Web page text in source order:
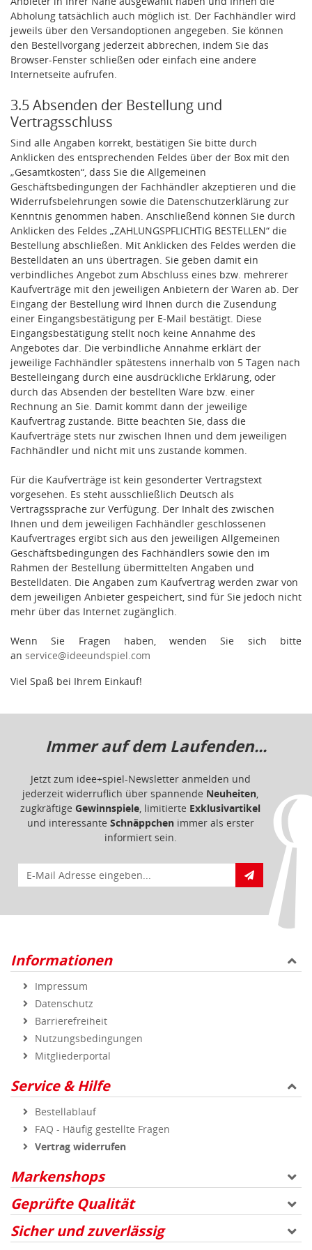
dass die Datenschutzvorgaben der EU auch bei der
Verarbeitung von Daten in den USA eingehalten werden.
Sie können die Cookie-Einwilligung jederzeit links unten
idee+spiel Betriebs-GmbH
Datenschutzbestimmungen
Abholung tatsächlich auch möglich ist. Der Fachhändler wird
jeweils über den Versandoptionen angegeben. Sie können
den Bestellvorgang jederzeit abbrechen, indem Sie das
Browser-Fenster schließen oder einfach eine andere
Internetseite aufrufen.
3.5 Absenden der Bestellung und
Vertragsschluss
Sind alle Angaben korrekt, bestätigen Sie bitte durch
Anklicken des entsprechenden Feldes über der Box mit den
„Gesamtkosten“, dass Sie die Allgemeinen
Geschäftsbedingungen der Fachhändler akzeptieren und die
Widerrufsbelehrungen sowie die Datenschutzerklärung zur
Kenntnis genommen haben. Anschließend können Sie durch
Anklicken des Feldes „ZAHLUNGSPFLICHTIG BESTELLEN“ die
Bestellung abschließen. Mit Anklicken des Feldes werden die
Bestelldaten an uns übertragen. Sie geben damit ein
verbindliches Angebot zum Abschluss eines bzw. mehrerer
Kaufverträge mit den jeweiligen Anbietern der Waren ab. Der
Eingang der Bestellung wird Ihnen durch die Zusendung
einer Eingangsbestätigung per E-Mail bestätigt. Diese
Eingangsbestätigung stellt noch keine Annahme des
Angebotes dar. Die verbindliche Annahme erklärt der
jeweilige Fachhändler spätestens innerhalb von 5 Tagen nach
Bestelleingang durch eine ausdrückliche Erklärung, oder
durch das Absenden der bestellten Ware bzw. einer
Rechnung an Sie. Damit kommt dann der jeweilige
Kaufvertrag zustande. Bitte beachten Sie, dass die
Kaufverträge stets nur zwischen Ihnen und dem jeweiligen
Fachhändler und nicht mit uns zustande kommen.
Für die Kaufverträge ist kein gesonderter Vertragstext
vorgesehen. Es steht ausschließlich Deutsch als
Vertragssprache zur Verfügung. Der Inhalt des zwischen
Ihnen und dem jeweiligen Fachhändler geschlossenen
Kaufvertrages ergibt sich aus den jeweiligen Allgemeinen
Geschäftsbedingungen des Fachhändlers sowie den im
Rahmen der Bestellung übermittelten Angaben und
Bestelldaten. Die Angaben zum Kaufvertrag werden zwar von
dem jeweiligen Anbieter gespeichert, sind für Sie jedoch nicht
mehr über das Internet zugänglich.
Wenn Sie Fragen haben, wenden Sie sich bitte
an service@ideeundspiel.com
Viel Spaß bei Ihrem Einkauf!
Immer auf dem Laufenden...
Jetzt zum idee+spiel-Newsletter anmelden und
jederzeit widerruflich über spannende Neuheiten,
zugkräftige Gewinnspiele, limitierte Exklusivartikel
und interessante Schnäppchenimmer als erster
informiert sein.
E-Mail für Newsletteranmeldung
Informationen
Impressum
Datenschutz
Barrierefreiheit
Nutzungsbedingungen
Mitgliederportal
Service & Hilfe
Bestellablauf
FAQ - Häufig gestellte Fragen
Vertrag widerrufen
Markenshops
Geprüfte Qualität
Sicher und zuverlässig